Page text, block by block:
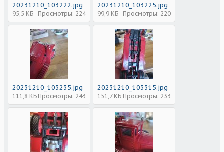
20231210_103222.jpg
95,5 КБ Просмотры: 224
20231210_103225.jpg
99,9 КБ Просмотры: 220
20231210_103235.jpg
111,8 КБ Просмотры: 243
20231210_103315.jpg
151,7 КБ Просмотры: 233